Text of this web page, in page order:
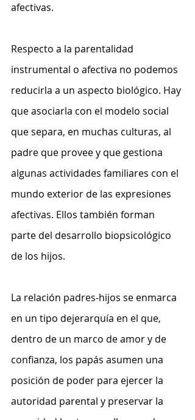
afectivas.
Respecto a la parentalidad
instrumental o afectiva no podemos
reducirla a un aspecto biológico. Hay
que asociarla con el modelo social
que separa, en muchas culturas, al
padre que provee y que gestiona
algunas actividades familiares con el
mundo exterior de las expresiones
afectivas. Ellos también forman
parte del desarrollo biopsicológico
de los hijos.
La relación padres-hijos se enmarca
en un tipo dejerarquía en el que,
dentro de un marco de amor y de
confianza, los papás asumen una
posición de poder para ejercer la
autoridad parental y preservar la